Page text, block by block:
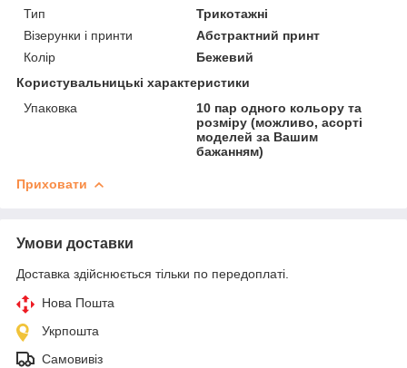
Тип
Трикотажні
Візерунки і принти
Абстрактний принт
Колір
Бежевий
Користувальницькі характеристики
Упаковка
10 пар одного кольору та
розміру (можливо, асорті
моделей за Вашим
бажанням)
Приховати
Умови доставки
Доставка здійснюється тільки по передоплаті.
Нова Пошта
Укрпошта
Самовивіз